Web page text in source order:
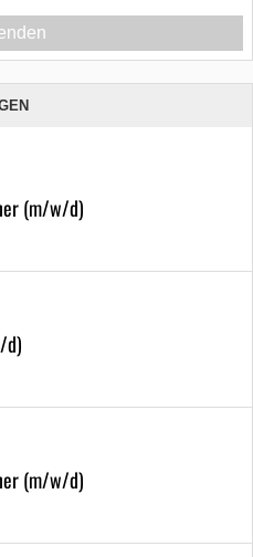
(m/w/d)
d)
(m/w/d)